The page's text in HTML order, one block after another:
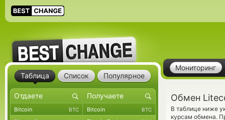
Мониторинг
Обмен
В таблице ниже
курсам обмена.
Таблица Список Популярное
Bitcoin BTC Bitcoin BTC